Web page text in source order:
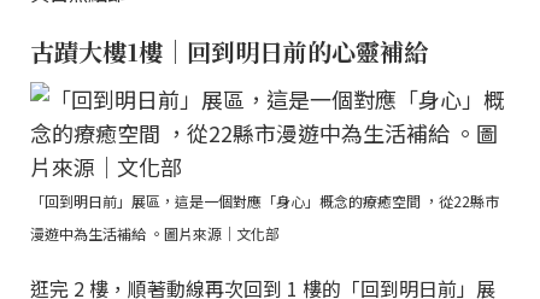
古蹟大樓1樓｜回到明日前的心靈補給
「回到明日前」展區，這是一個對應「身心」概念的療癒空間 ，從22縣市
漫遊中為生活補給 。圖片來源｜文化部
逛完 2 樓，順著動線再次回到 1 樓的「回到明日前」展